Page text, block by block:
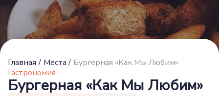
Главная / Места / Бургерная «Как Мы Любим»
Гастрономия
Бургерная «Как Мы Любим»